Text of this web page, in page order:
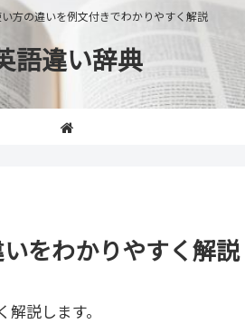
方の違いを例文付きでわかりやすく解説
語違い辞典
をわかりやすく解説
説します。